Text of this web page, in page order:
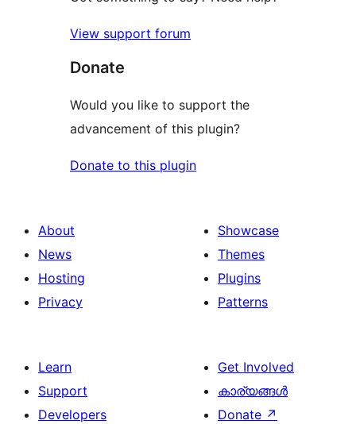
View support forum
Donate
Would you like to support the
advancement of this plugin?
Donate to this plugin
About
News
Hosting
Privacy
Showcase
Themes
Plugins
Patterns
Learn
Support
Developers
Get Involved
കാര്യങ്ങള്‍
Donate ↗